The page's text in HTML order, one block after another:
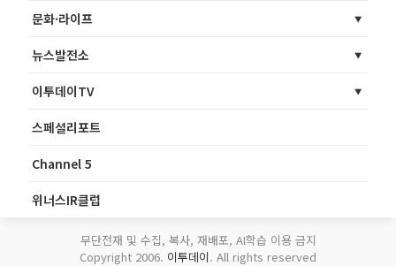
문화·라이프
뉴스발전소
이투데이TV
스페셜리포트
Channel 5
위너스IR클럽
무단전재 및 수집, 복사, 재배포, AI학습 이용 금지
Copyright 2006. 이투데이. All rights reserved